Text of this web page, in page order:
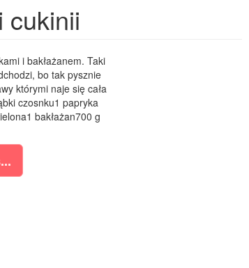
cukinii
i bakłażanem. Taki
bo tak pysznie
którymi naje się cała
czosnku1 papryka
bakłażan700 g